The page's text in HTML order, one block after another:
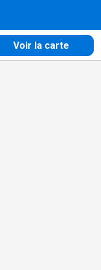
Voir la carte